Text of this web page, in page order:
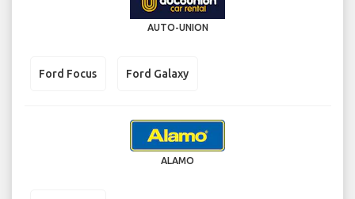
AUTO-UNION
Ford Focus Ford Galaxy
ALAMO